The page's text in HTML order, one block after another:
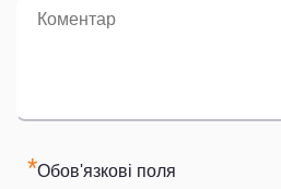
*Обов'язкові поля